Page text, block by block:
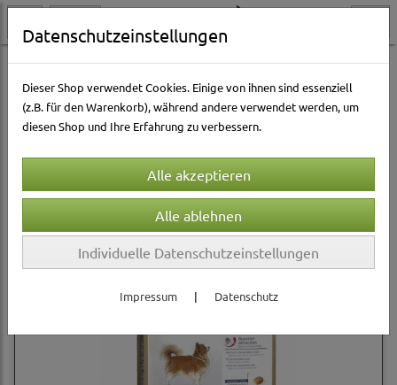
Hundewelt Hundetrockenfutter Royal Canin CC Breed
Sortierung wählen
Datenschutzeinstellungen
Dieser Shop verwendet Cookies. Einige von ihnen sind essenziell
(z.B. für den Warenkorb), während andere verwendet werden, um
diesen Shop und Ihre Erfahrung zu verbessern.
Individuelle Datenschutzeinstellungen
Impressum | Datenschutz